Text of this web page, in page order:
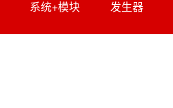
系统+模块 发生器